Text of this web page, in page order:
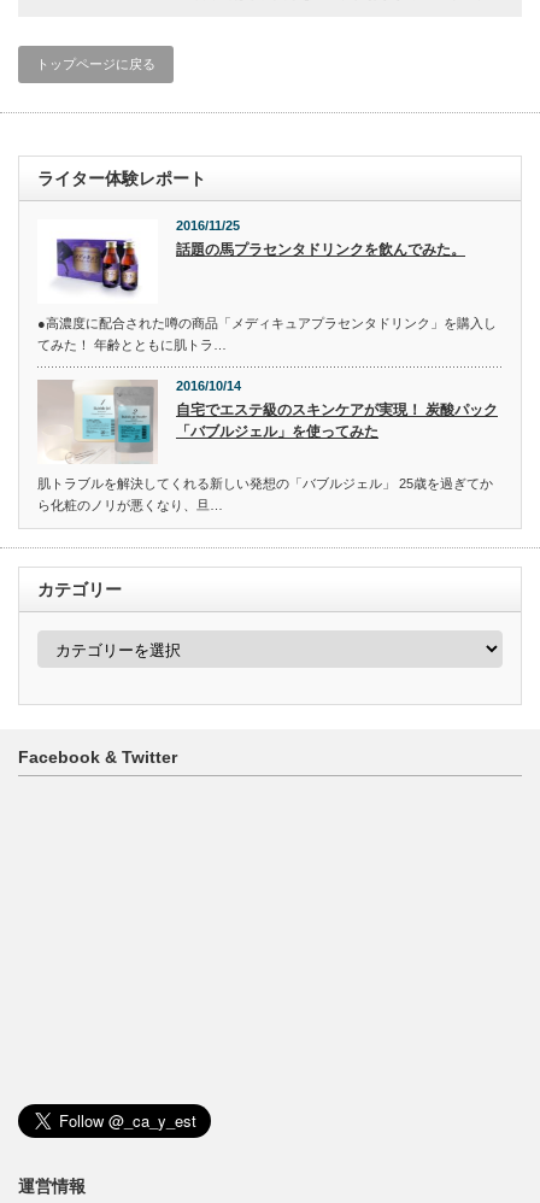
トップページに戻る
ライター体験レポート
2016/11/25
話題の馬プラセンタドリンクを飲んでみた。
●高濃度に配合された噂の商品「メディキュアプラセンタドリンク」を購入し
てみた！ 年齢とともに肌トラ…
2016/10/14
自宅でエステ級のスキンケアが実現！ 炭酸パック
「バブルジェル」を使ってみた
肌トラブルを解決してくれる新しい発想の「バブルジェル」 25歳を過ぎてか
ら化粧のノリが悪くなり、旦…
カテゴリー
カ
ー
Facebook & Twitter
運営情報